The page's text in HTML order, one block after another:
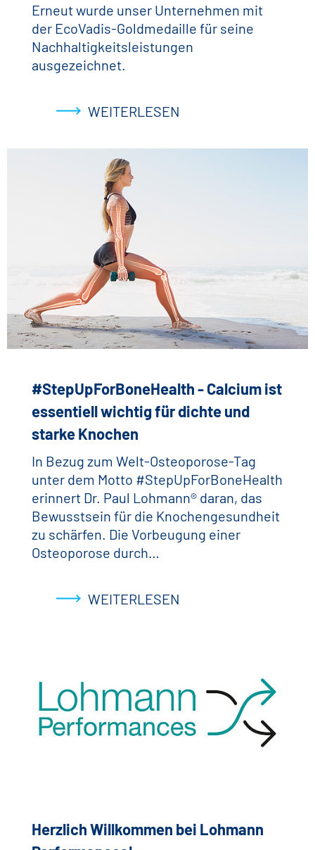
Erneut wurde unser Unternehmen mit
der EcoVadis-Goldmedaille für seine
Nachhaltigkeitsleistungen
ausgezeichnet.
WEITERLESEN
#StepUpForBoneHealth - Calcium ist
essentiell wichtig für dichte und
starke Knochen
In Bezug zum Welt-Osteoporose-Tag
unter dem Motto #StepUpForBoneHealth
erinnert Dr. Paul Lohmann® daran, das
Bewusstsein für die Knochengesundheit
zu schärfen. Die Vorbeugung einer
Osteoporose durch…
WEITERLESEN
Herzlich Willkommen bei Lohmann